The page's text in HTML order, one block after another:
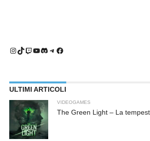
Instagram
TikTok
Twitch
YouTube
Discord
Telegram
Facebook
ULTIMI ARTICOLI
VIDEOGAMES
The Green Light – La